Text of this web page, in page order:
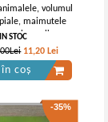
volumul
maimutele
rinocerii
IN STOC
11,20 Lei
coș
-35%